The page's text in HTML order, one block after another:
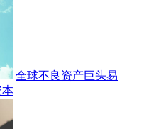
全球不良资产巨头易
本